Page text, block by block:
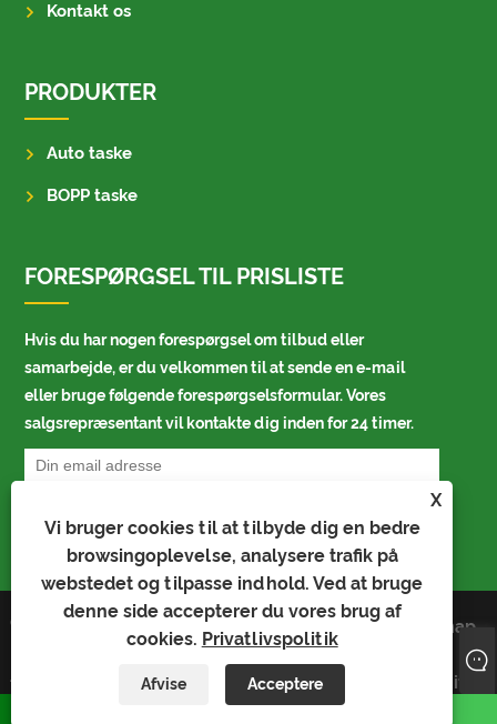
X
Vi bruger cookies til at tilbyde dig en bedre
browsingoplevelse, analysere trafik på
webstedet og tilpasse indhold. Ved at bruge
denne side accepterer du vores brug af
cookies. Privatlivspolitik
Afvise Acceptere
Kontakt os
PRODUKTER
Auto taske
BOPP taske
FORESPØRGSEL TIL PRISLISTE
Hvis du har nogen forespørgsel om tilbud eller
samarbejde, er du velkommen til at sende en e-mail
eller bruge følgende forespørgselsformular. Vores
salgsrepræsentant vil kontakte dig inden for 24 timer.
Copyright © 2023 Kaiyu Package
Industry Co., Limited - Auto Bag, Bopp
Bag, Auto Packing Bag - Alle rettigheder
forbeholdes
Links
Sitemap
Privatlivspolitik